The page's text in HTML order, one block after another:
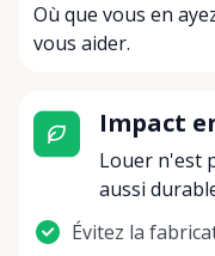
Où que vous en
vous aider.
Impact
Louer n'est
aussi
Évitez la